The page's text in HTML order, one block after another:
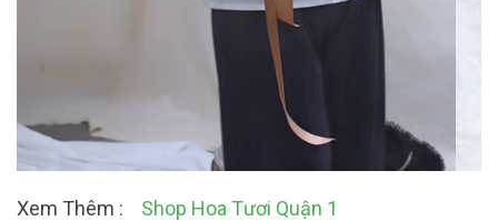
Xem Thêm : Shop Hoa Tươi Quận 1